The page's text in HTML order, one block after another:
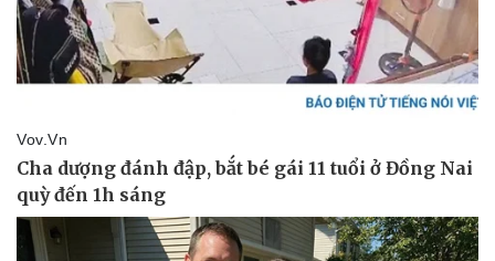
Tin nóng
Tư vấn luật
Phân tích